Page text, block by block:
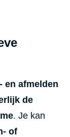
en afmelden
de
. Je kan
of